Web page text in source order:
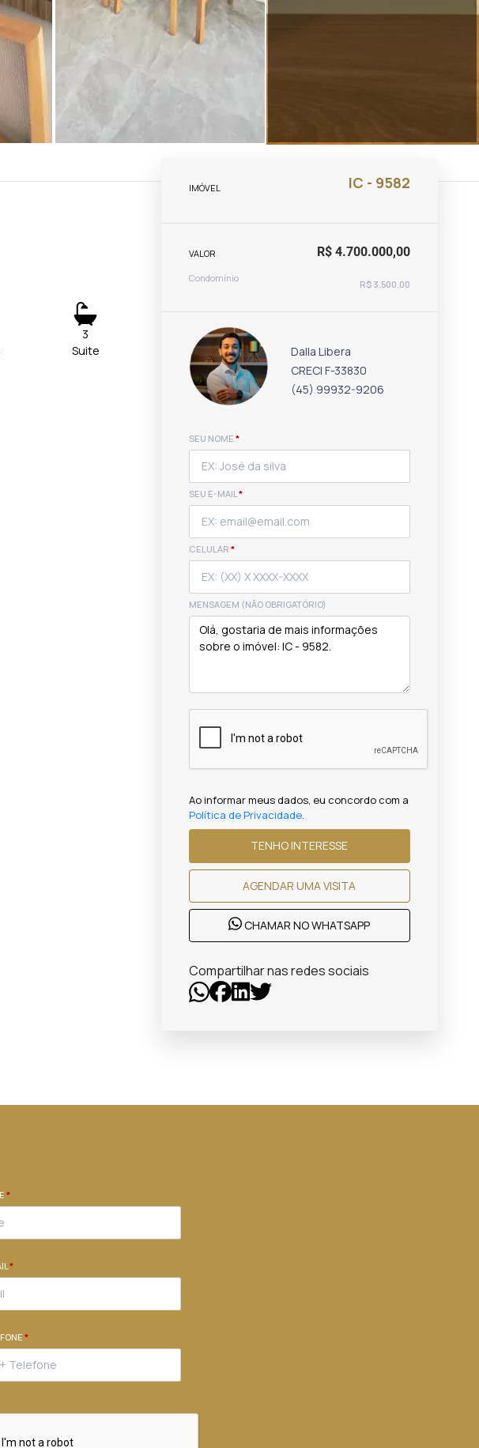
3
Suite
IMÓVEL IC - 9582
VALOR R$ 4.700.000,00
Condomínio
R$ 3.500,00
Dalla Libera
CRECI F-33830
(45) 99932-9206
SEU NOME *
SEU E-MAIL *
CELULAR *
MENSAGEM (NÃO OBRIGATÓRIO)
Ao informar meus dados, eu concordo com a
Política de Privacidade.
TENHO INTERESSE
AGENDAR UMA VISITA
CHAMAR NO WHATSAPP
Compartilhar nas redes sociais
*
*
*